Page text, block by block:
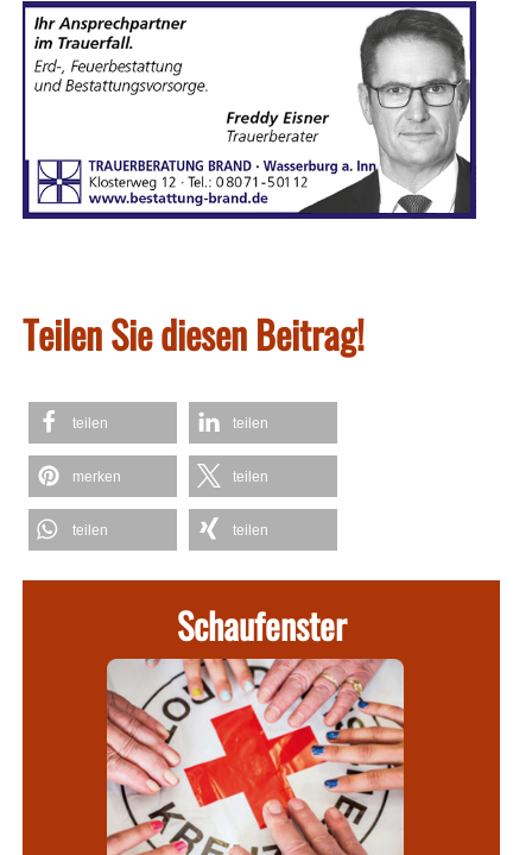
Teilen Sie diesen Beitrag!
teilen teilen
merken teilen
teilen teilen
Schaufenster